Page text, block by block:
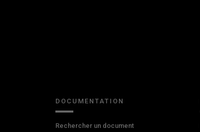
DOCUMENTATION
Rechercher un document